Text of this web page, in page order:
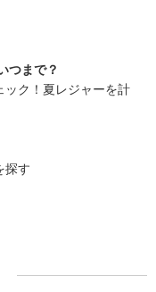
つまで？
ク！夏レジャーを計
探す